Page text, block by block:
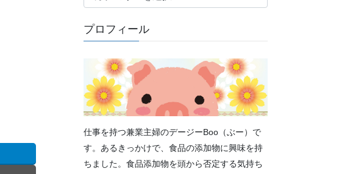
テ
リ
プロフィール
仕事を持つ兼業主婦のデージーBoo（ぶー）で
す。あるきっかけで、食品の添加物に興味を持
ちました。食品添加物を頭から否定する気持ち